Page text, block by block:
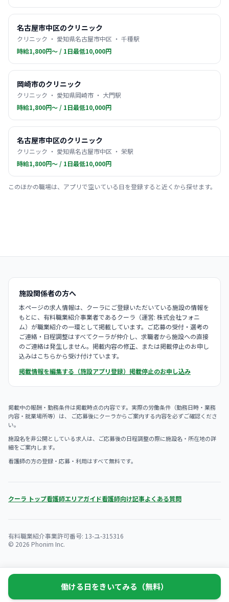
名古屋市中区のクリニック
クリニック ・ 愛知県名古屋市中区 ・ 千種駅
時給1,800円〜 / 1日最低10,000円
岡崎市のクリニック
クリニック ・ 愛知県岡崎市 ・ 大門駅
時給1,800円〜 / 1日最低10,000円
名古屋市中区のクリニック
クリニック ・ 愛知県名古屋市中区 ・ 栄駅
時給1,800円〜 / 1日最低10,000円
このほかの職場は、アプリで空いている日を登録すると近くから探せます。
施設関係者の方へ
本ページの求人情報は、クーラにご登録いただいている施設の情報を
もとに、有料職業紹介事業者であるクーラ（運営: 株式会社フォニ
ム）が職業紹介の一環として掲載しています。ご応募の受付・選考の
ご連絡・日程調整はすべてクーラが仲介し、求職者から施設への直接
のご連絡は発生しません。掲載内容の修正、または掲載停止のお申し
込みはこちらから受け付けています。
掲載情報を編集する（施設アプリ登録） 掲載停止のお申し込み
掲載中の報酬・勤務条件は掲載時点の内容です。実際の労働条件（勤務日時・業務
内容・就業場所等）は、 ご応募後にクーラからご案内する内容を必ずご確認くださ
い。
施設名を非公開としている求人は、ご応募後の日程調整の際に施設名・所在地の詳
細をご案内します。
看護師の方の登録・応募・利用はすべて無料です。
クーラ トップ看護師エリアガイド看護師向け記事よくある質問
有料職業紹介事業許可番号: 13-ユ-315316
© 2026 Phonim Inc.
働ける日をきいてみる（無料）